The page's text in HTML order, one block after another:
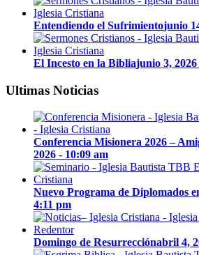
Entendiendo el Sufrimientojunio
El Incesto en la Bibliajunio 3,
Ultimas Noticias
Conferencia Misionera 2026 –
2026 - 10:09 am
Nuevo Programa de Diplomados
4:11 pm
Domingo de Resurrecciónabril 4,